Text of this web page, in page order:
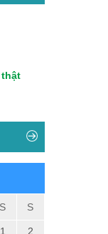
thật
S S
1
2